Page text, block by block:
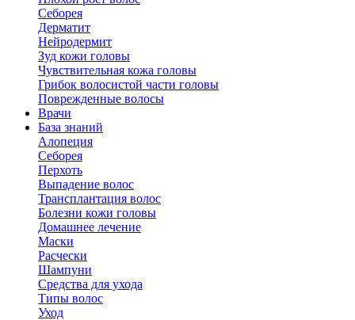
Cеборея
Дерматит
Нейродермит
Зуд кожи головы
Чувствительная кожа головы
Грибок волосистой части головы
Поврежденные волосы
Врачи
База знаний
Алопеция
Себорея
Перхоть
Выпадение волос
Трансплантация волос
Болезни кожи головы
Домашнее лечение
Маски
Расчески
Шампуни
Средства для ухода
Типы волос
Уход